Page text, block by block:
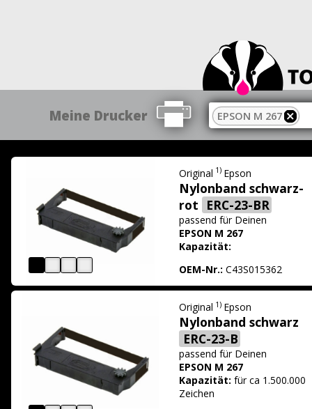
Meine Drucker EPSON M 267
Original 1) Epson
Nylonband schwarz-
rot ERC-23-BR
passend für Deinen
EPSON M 267
Kapazität:
OEM-Nr.: C43S015362
Original 1) Epson
Nylonband schwarz
ERC-23-B
passend für Deinen
EPSON M 267
Kapazität: für ca 1.500.000
Zeichen